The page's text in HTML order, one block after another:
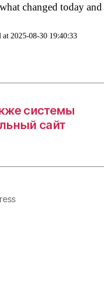
changed today
at 2025-08-30 19:40:33
системы
сайт